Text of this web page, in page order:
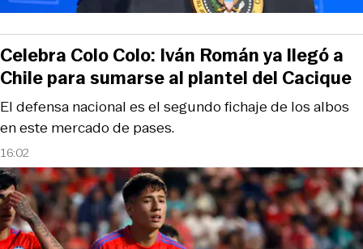
16:02
El defensa nacional es el segundo fichaje de los albos
en este mercado de pases.
Celebra Colo Colo: Iván Román ya llegó a
Chile para sumarse al plantel del Cacique